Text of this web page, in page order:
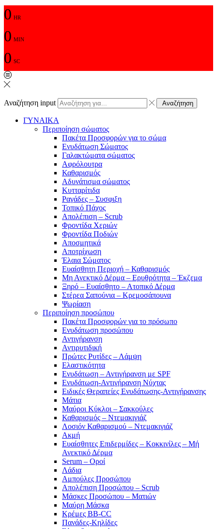
0 HR
0 MIN
0 SC
Αναζήτηση input Αναζήτηση
ΓΥΝΑΙΚΑ
Περιποίηση σώματος
Πακέτα Προσφορών για το σώμα
Ενυδάτωση Σώματος
Γαλακτώματα σώματος
Αφρόλουτρα
Καθαρισμός
Αδυνάτισμα σώματος
Κυτταρίτιδα
Ραγάδες – Συσφιξη
Τοπικό Πάχος
Απολέπιση – Scrub
Φροντίδα Χεριών
Φροντίδα Ποδιών
Αποσμητικά
Αποτρίχωση
Έλαια Σώματος
Ευαίσθητη Περιοχή – Καθαρισμός
Μη Ανεκτικό Δέρμα – Ερυθρότητα – Έκζεμα
Ξηρό – Ευαίσθητο – Ατοπικό Δέρμα
Στέρεα Σαπούνια – Κρεμοσάπουνα
Ψωρίαση
Περιποίηση προσώπου
Πακέτα Προσφορών για το πρόσωπο
Ενυδάτωση προσώπου
Αντιγήρανση
Αντιρυτιδική
Πρώτες Ρυτίδες – Λάμψη
Ελαστικότητα
Ενυδάτωση – Αντιγήρανση με SPF
Ενυδάτωση-Αντιγήρανση Νύχτας
Ειδικές Θεραπείες Ενυδάτωσης-Αντιγήρανσης
Μάτια
Μαύροι Κύκλοι – Σακκούλες
Καθαρισμός – Ντεμακιγιάζ
Λοσιόν Καθαρισμού – Ντεμακιγιάζ
Ακμή
Ευαίσθητες Επιδερμίδες – Κοκκινίλες – Μή
Ανεκτικό Δέρμα
Serum – Οροί
Λάδια
Αμπούλες Προσώπου
Απολέπιση Προσώπου – Scrub
Μάσκες Προσώπου – Ματιών
Μαύρη Μάσκα
Κρέμες BB-CC
Πανάδες-Κηλίδες